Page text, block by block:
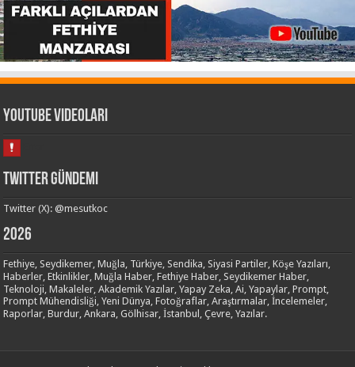
Youtube Videoları
Twitter Gündemi
Twitter (X): @mesutkoc
2026
Fethiye, Seydikemer, Muğla, Türkiye, Sendika, Siyasi Partiler, Köşe Yazıları,
Haberler, Etkinlikler, Muğla Haber, Fethiye Haber, Seydikemer Haber,
Teknoloji, Makaleler, Akademik Yazılar, Yapay Zeka, Ai, Yapaylar, Prompt,
Prompt Mühendisliği, Yeni Dünya, Fotoğraflar, Araştırmalar, İncelemeler,
Raporlar, Burdur, Ankara, Gölhisar, İstanbul, Çevre, Yazılar.